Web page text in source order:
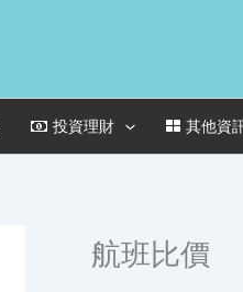
投資理財 其他資
航班比價